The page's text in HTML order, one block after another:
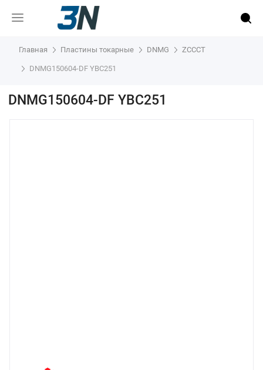
Главная Пластины токарные DNMG ZCCCT
DNMG150604-DF YBC251
DNMG150604-DF YBC251